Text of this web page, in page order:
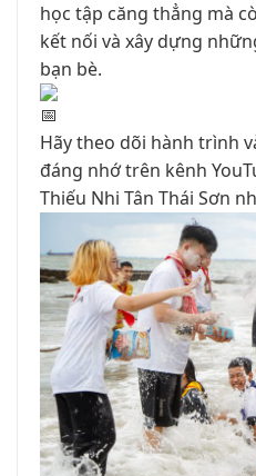
học tập căng thẳng mà
kết nối và xây dựng
bạn bè.
Hãy theo dõi hành trình
đáng nhớ trên kênh
Thiếu Nhi Tân Thái Sơn